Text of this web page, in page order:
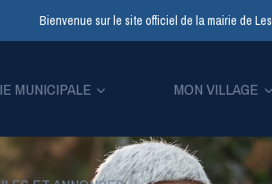
Bienvenue sur le site officiel de la mairie de
MUNICIPALE MON VILLAGE